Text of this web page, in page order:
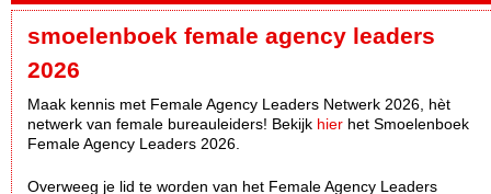
smoelenboek female agency leaders
2026
Maak kennis met Female Agency Leaders Netwerk 2026, hèt
netwerk van female bureauleiders! Bekijk hier het Smoelenboek
Female Agency Leaders 2026.
Overweeg je lid te worden van het Female Agency Leaders